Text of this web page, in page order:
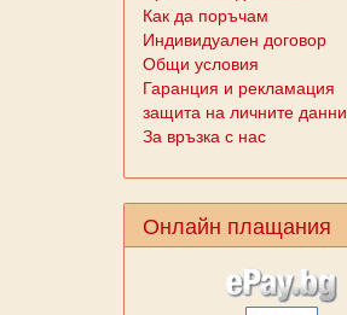
Как да поръчам
Индивидуален договор
Общи условия
Гаранция и рекламация
защита на личните данни
За връзка с нас
Онлайн плащания